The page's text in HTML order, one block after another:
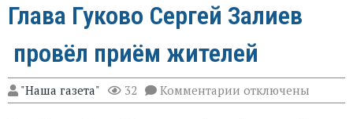
Глава Гуково Сергей Залиев
провёл приём жителей
"Наша газета" 32 Комментарии к
записи
отключены